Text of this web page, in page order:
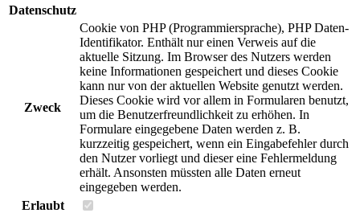
Datenschutz
Zweck
Cookie von PHP (Programmiersprache), PHP Daten-
Identifikator. Enthält nur einen Verweis auf die
aktuelle Sitzung. Im Browser des Nutzers werden
keine Informationen gespeichert und dieses Cookie
kann nur von der aktuellen Website genutzt werden.
Dieses Cookie wird vor allem in Formularen benutzt,
um die Benutzerfreundlichkeit zu erhöhen. In
Formulare eingegebene Daten werden z. B.
kurzzeitig gespeichert, wenn ein Eingabefehler durch
den Nutzer vorliegt und dieser eine Fehlermeldung
erhält. Ansonsten müssten alle Daten erneut
eingegeben werden.
Erlaubt